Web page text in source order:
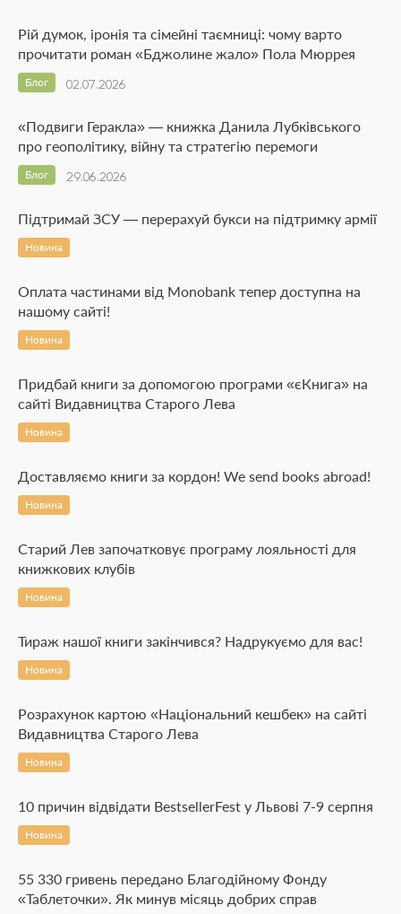
Рій думок, іронія та сімейні таємниці: чому варто
прочитати роман «Бджолине жало» Пола Мюррея
02.07.2026
Блог
«Подвиги Геракла» — книжка Данила Лубківського
про геополітику, війну та стратегію перемоги
29.06.2026
Блог
Підтримай ЗСУ — перерахуй букси на підтримку армії
Новина
Оплата частинами від Monobank тепер доступна на
нашому сайті!
Новина
Придбай книги за допомогою програми «єКнига» на
сайті Видавництва Старого Лева
Новина
Доставляємо книги за кордон! We send books abroad!
Новина
Старий Лев започатковує програму лояльності для
книжкових клубів
Новина
Тираж нашої книги закінчився? Надрукуємо для вас!
Новина
Розрахунок картою «Національний кешбек» на сайті
Видавництва Старого Лева
Новина
10 причин відвідати BestsellerFest у Львові 7-9 серпня
Новина
55 330 гривень передано Благодійному Фонду
«Таблеточки». Як минув місяць добрих справ